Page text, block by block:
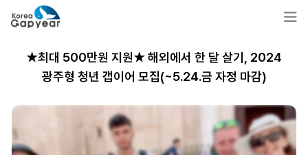
★최대 500만원 지원★ 해외에서 한 달 살기, 2024
광주형 청년 갭이어 모집(~5.24.금 자정 마감)